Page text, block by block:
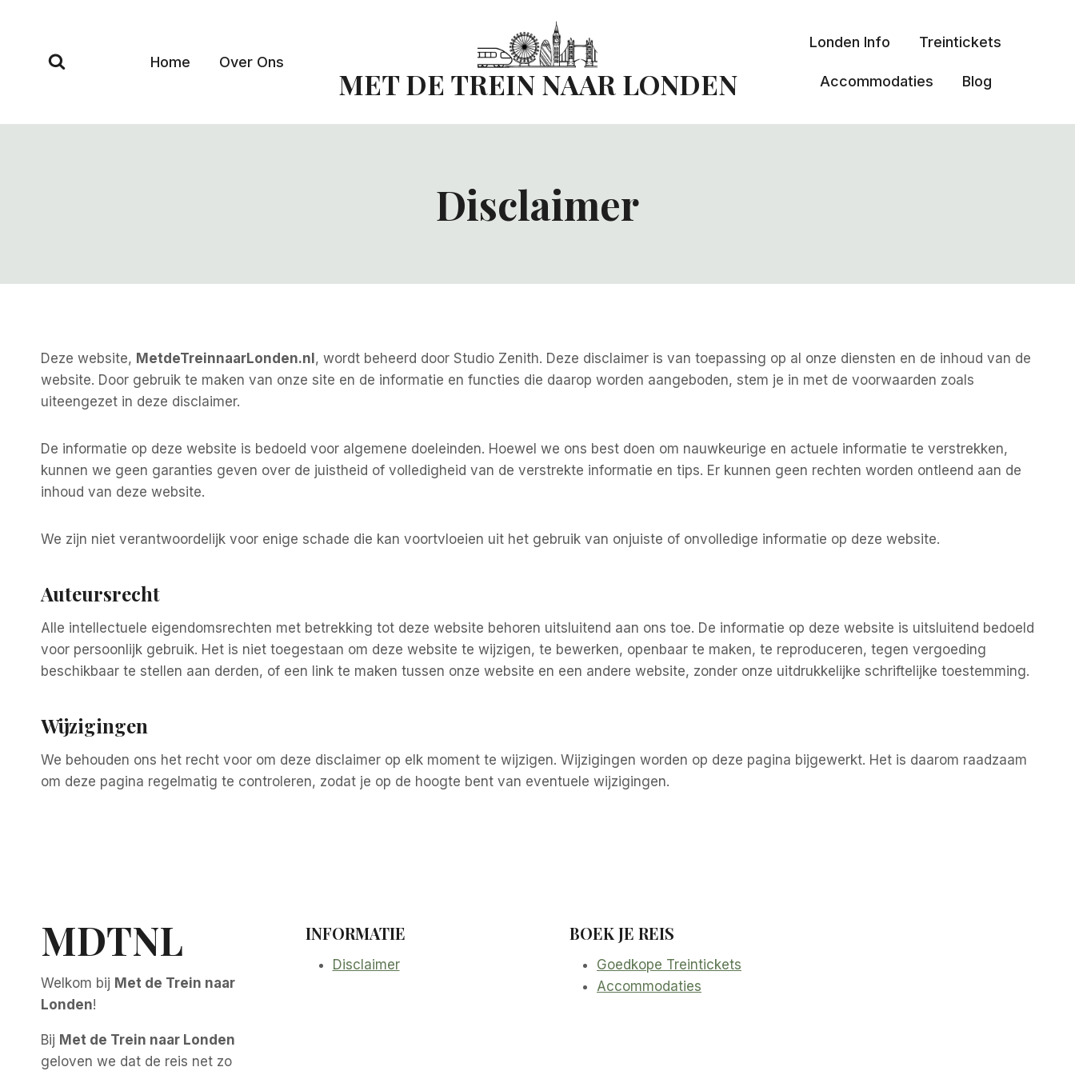
Home Over Ons
MET DE TREIN NAAR LONDEN
Londen Info Treintickets
Accommodaties Blog
Disclaimer
Deze website, MetdeTreinnaarLonden.nl , wordt beheerd door Studio Zenith. Deze disclaimer is van toepassing op al onze diensten en de inhoud van de
website. Door gebruik te maken van onze site en de informatie en functies die daarop worden aangeboden, stem je in met de voorwaarden zoals
uiteengezet in deze disclaimer.
De informatie op deze website is bedoeld voor algemene doeleinden. Hoewel we ons best doen om nauwkeurige en actuele informatie te verstrekken,
kunnen we geen garanties geven over de juistheid of volledigheid van de verstrekte informatie en tips. Er kunnen geen rechten worden ontleend aan de
inhoud van deze website.
We zijn niet verantwoordelijk voor enige schade die kan voortvloeien uit het gebruik van onjuiste of onvolledige informatie op deze website.
Auteursrecht
Alle intellectuele eigendomsrechten met betrekking tot deze website behoren uitsluitend aan ons toe. De informatie op deze website is uitsluitend bedoeld
voor persoonlijk gebruik. Het is niet toegestaan om deze website te wijzigen, te bewerken, openbaar te maken, te reproduceren, tegen vergoeding
beschikbaar te stellen aan derden, of een link te maken tussen onze website en een andere website, zonder onze uitdrukkelijke schriftelijke toestemming.
Wijzigingen
We behouden ons het recht voor om deze disclaimer op elk moment te wijzigen. Wijzigingen worden op deze pagina bijgewerkt. Het is daarom raadzaam
om deze pagina regelmatig te controleren, zodat je op de hoogte bent van eventuele wijzigingen.
MDTNL
Welkom bij Met de Trein naar
Londen!
Bij Met de Trein naar Londen
geloven we dat de reis net zo
INFORMATIE
Disclaimer
BOEK JE REIS
Goedkope Treintickets
Accommodaties